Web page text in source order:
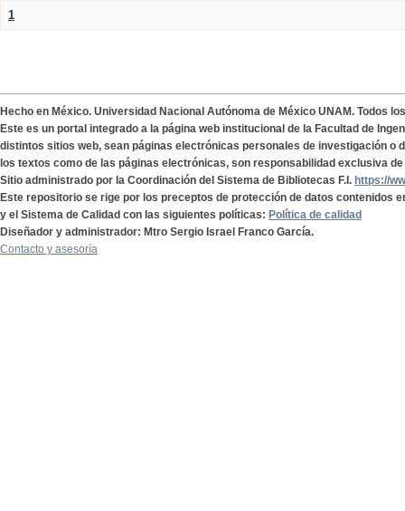
1
Hecho en México. Universidad Nacional Autónoma de México UNAM. Todos
Este es un portal integrado a la página web institucional de la Facultad de
distintos sitios web, sean páginas electrónicas personales de investigación o
los textos como de las páginas electrónicas, son responsabilidad exclusiva
Sitio administrado por la Coordinación del Sistema de Bibliotecas F.I. https://
Este repositorio se rige por los preceptos de protección de datos contenidos
y el Sistema de Calidad con las siguientes políticas: Política de calidad
Diseñador y administrador: Mtro Sergio Israel Franco García.
Contacto y asesoría